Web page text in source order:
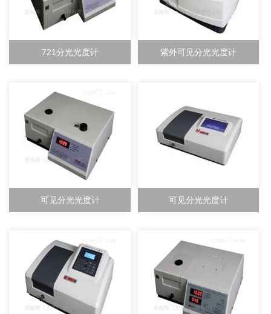
721分光光度计 紫外可见分光光度计
可见分光光度计 可见分光光度计